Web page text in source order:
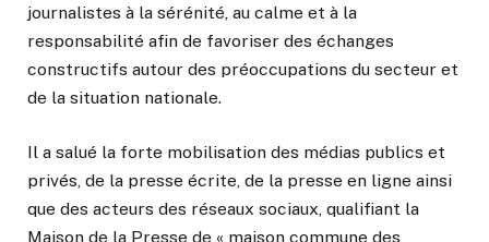
journalistes à la sérénité, au calme et à la
responsabilité afin de favoriser des échanges
constructifs autour des préoccupations du secteur et
de la situation nationale.
Il a salué la forte mobilisation des médias publics et
privés, de la presse écrite, de la presse en ligne ainsi
que des acteurs des réseaux sociaux, qualifiant la
Maison de la Presse de « maison commune des